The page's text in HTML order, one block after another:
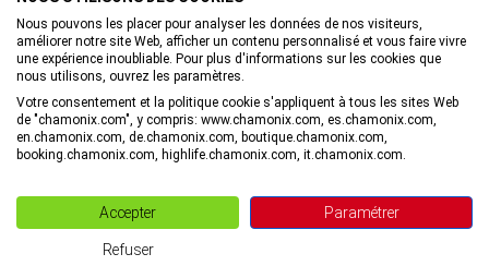
Durée aller-retour 0h50min
INFORMATIONS LIÉES
Nous pouvons les placer pour analyser les données de nos visiteurs,
améliorer notre site Web, afficher un contenu personnalisé et vous faire vivre
une expérience inoubliable. Pour plus d'informations sur les cookies que
nous utilisons, ouvrez les paramètres.
Votre consentement et la politique cookie s'appliquent à tous les sites Web
de "chamonix.com", y compris: www.chamonix.com, es.chamonix.com,
en.chamonix.com, de.chamonix.com, boutique.chamonix.com,
booking.chamonix.com, highlife.chamonix.com, it.chamonix.com.
Accepter Paramétrer
Refuser